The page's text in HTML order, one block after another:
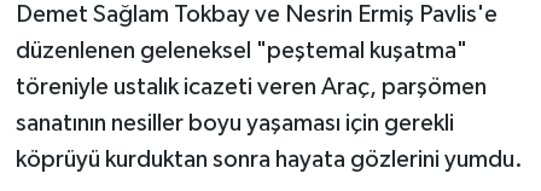
Demet Sağlam Tokbay ve Nesrin Ermiş Pavlis'e
düzenlenen geleneksel "peştemal kuşatma"
töreniyle ustalık icazeti veren Araç, parşömen
sanatının nesiller boyu yaşaması için gerekli
köprüyü kurduktan sonra hayata gözlerini yumdu.